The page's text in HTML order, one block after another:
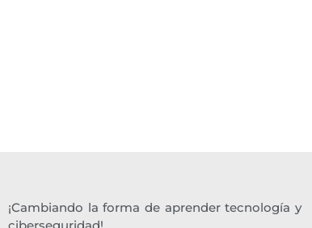
¡Cambiando la forma de aprender tecnología y